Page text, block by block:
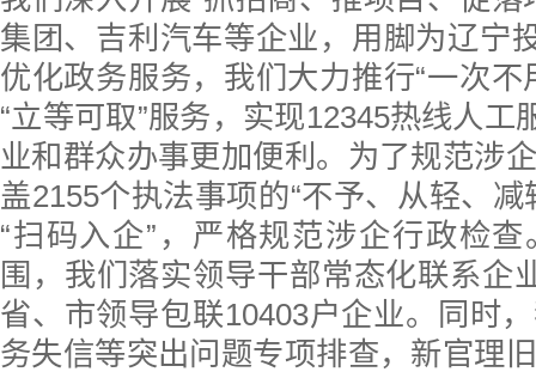
集团、吉利汽车等企业，用脚为辽宁
优化政务服务，我们大力推行“一次不
“立等可取”服务，实现12345热线人工
业和群众办事更加便利。为了规范涉
盖2155个执法事项的“不予、从轻、
“扫码入企”，严格规范涉企行政检
围，我们落实领导干部常态化联系企
省、市领导包联10403户企业。同时
务失信等突出问题专项排查，新官理